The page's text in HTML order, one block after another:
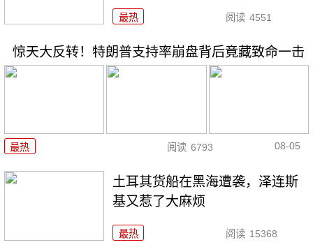
最热 阅读 4551
惊天大反转！特朗普支持率崩盘背后竟藏致命一击
最热 阅读 6793 08-05
土耳其货船在黑海遭袭，泽连斯
基又惹了大麻烦
最热 阅读 15368